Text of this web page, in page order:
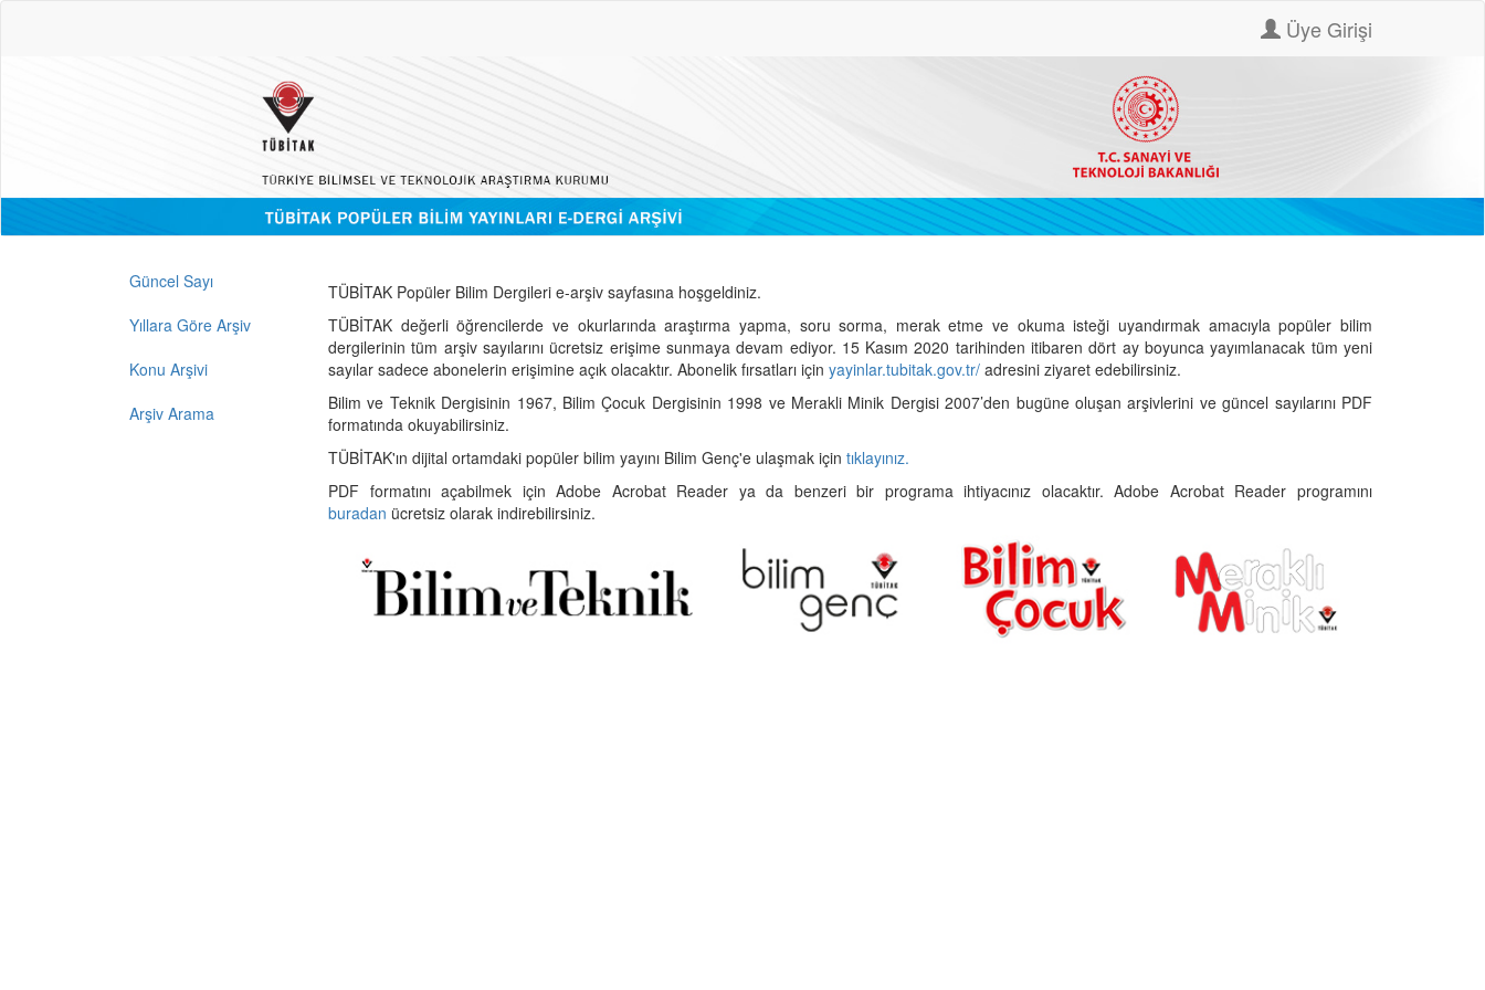
Üye Girişi
Güncel Sayı
Yıllara Göre Arşiv
Konu Arşivi
Arşiv Arama
TÜBİTAK Popüler Bilim Dergileri e-arşiv sayfasına hoşgeldiniz.
TÜBİTAK değerli öğrencilerde ve okurlarında araştırma yapma, soru sorma, merak etme ve okuma isteği uyandırmak amacıyla popüler bilim
dergilerinin tüm arşiv sayılarını ücretsiz erişime sunmaya devam ediyor. 15 Kasım 2020 tarihinden itibaren dört ay boyunca yayımlanacak tüm yeni
sayılar sadece abonelerin erişimine açık olacaktır. Abonelik fırsatları için yayinlar.tubitak.gov.tr/ adresini ziyaret edebilirsiniz.
Bilim ve Teknik Dergisinin 1967, Bilim Çocuk Dergisinin 1998 ve Merakli Minik Dergisi 2007’den bugüne oluşan arşivlerini ve güncel sayılarını PDF
formatında okuyabilirsiniz.
TÜBİTAK'ın dijital ortamdaki popüler bilim yayını Bilim Genç'e ulaşmak için tıklayınız.
PDF formatını açabilmek için Adobe Acrobat Reader ya da benzeri bir programa ihtiyacınız olacaktır. Adobe Acrobat Reader programını
buradan ücretsiz olarak indirebilirsiniz.